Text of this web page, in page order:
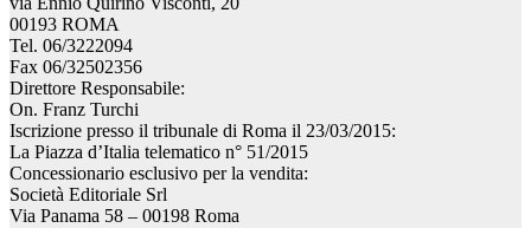
00193 ROMA
Tel. 06/3222094
Fax 06/32502356
Direttore Responsabile:
On. Franz Turchi
Iscrizione presso il tribunale di Roma il 23/03/2015:
La Piazza d’Italia telematico n° 51/2015
Concessionario esclusivo per la vendita:
Società Editoriale Srl
Via Panama 58 – 00198 Roma